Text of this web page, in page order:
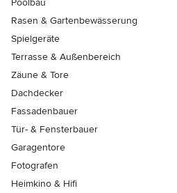
Poolbau
Rasen & Gartenbewässerung
Spielgeräte
Terrasse & Außenbereich
Zäune & Tore
Dachdecker
Fassadenbauer
Tür- & Fensterbauer
Garagentore
Fotografen
Heimkino & Hifi